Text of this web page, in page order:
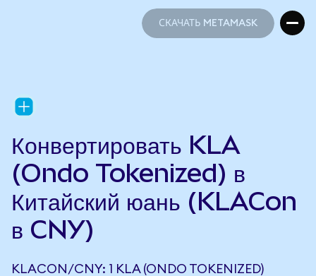
СКАЧАТЬ METAMASK
Конвертировать KLA
(Ondo Tokenized) в
Китайский юань (KLACon
в CNY)
KLACON/CNY: 1 KLA (ONDO TOKENIZED)